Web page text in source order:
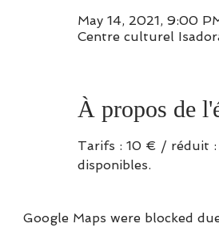
May 14, 2021, 9:00
Centre culturel
À propos de
Tarifs : 10 € / réduit :
disponibles.
Google Maps were blocked